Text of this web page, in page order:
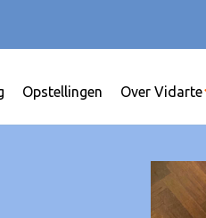
Opstellingen Over Vidarte